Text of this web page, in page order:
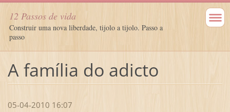
12 Passos de vida
Construir uma nova liberdade, tijolo a tijolo. Passo a
passo
A família do adicto
05-04-2010 16:07